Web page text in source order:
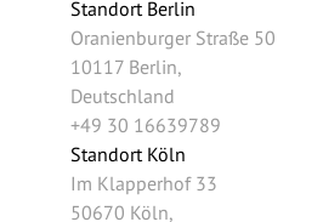
Standort Berlin
Oranienburger Straße 50
10117 Berlin,
Deutschland
+49 30 16639789
Standort Köln
Im Klapperhof 33
50670 Köln,